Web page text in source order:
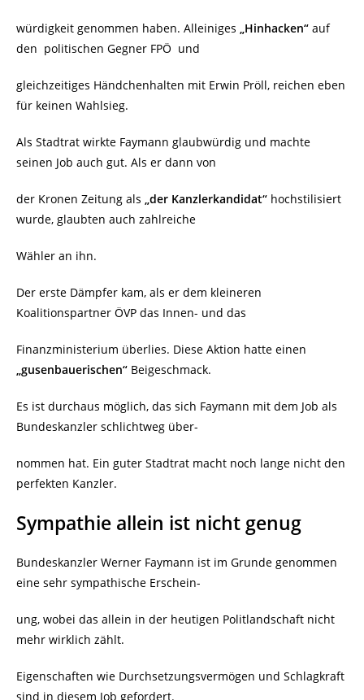
würdigkeit genommen haben. Alleiniges „Hinhacken“ auf
den politischen Gegner FPÖ und
gleichzeitiges Händchenhalten mit Erwin Pröll, reichen eben
für keinen Wahlsieg.
Als Stadtrat wirkte Faymann glaubwürdig und machte
seinen Job auch gut. Als er dann von
der Kronen Zeitung als „der Kanzlerkandidat“ hochstilisiert
wurde, glaubten auch zahlreiche
Wähler an ihn.
Der erste Dämpfer kam, als er dem kleineren
Koalitionspartner ÖVP das Innen- und das
Finanzministerium überlies. Diese Aktion hatte einen
„gusenbauerischen“ Beigeschmack.
Es ist durchaus möglich, das sich Faymann mit dem Job als
Bundeskanzler schlichtweg über-
nommen hat. Ein guter Stadtrat macht noch lange nicht den
perfekten Kanzler.
Sympathie allein ist nicht genug
Bundeskanzler Werner Faymann ist im Grunde genommen
eine sehr sympathische Erschein-
ung, wobei das allein in der heutigen Politlandschaft nicht
mehr wirklich zählt.
Eigenschaften wie Durchsetzungsvermögen und Schlagkraft
sind in diesem Job gefordert.